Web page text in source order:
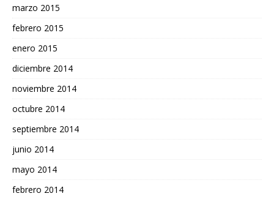
marzo 2015
febrero 2015
enero 2015
diciembre 2014
noviembre 2014
octubre 2014
septiembre 2014
junio 2014
mayo 2014
febrero 2014